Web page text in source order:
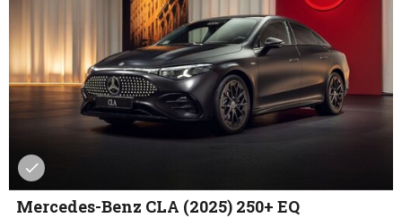
Mercedes-Benz CLA (2025) 250+ EQ